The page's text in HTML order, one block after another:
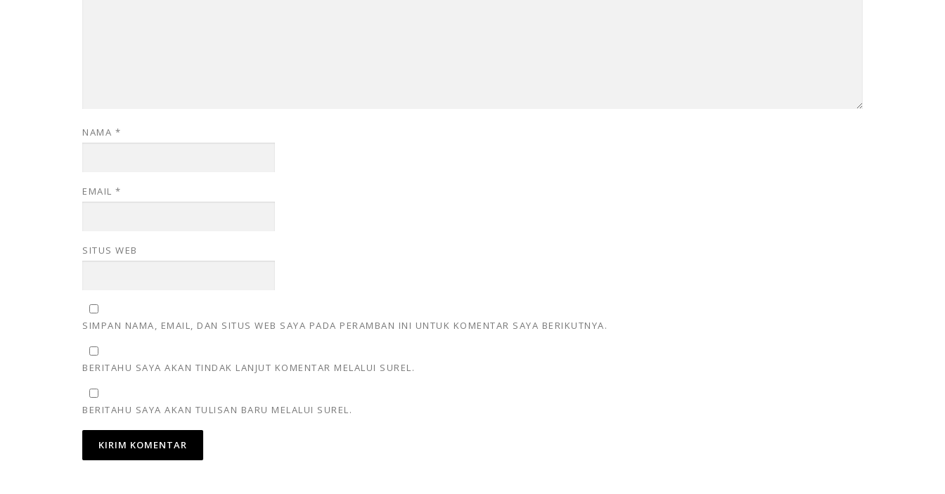
NAMA *
EMAIL *
SITUS WEB
SIMPAN NAMA, EMAIL, DAN SITUS WEB SAYA PADA PERAMBAN INI UNTUK KOMENTAR SAYA BERIKUTNYA.
BERITAHU SAYA AKAN TINDAK LANJUT KOMENTAR MELALUI SUREL.
BERITAHU SAYA AKAN TULISAN BARU MELALUI SUREL.